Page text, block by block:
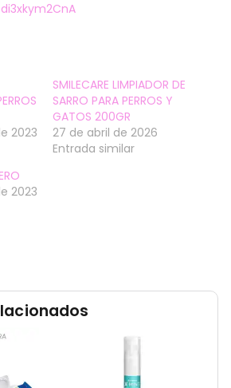
2023
SMILECARE LIMPIADOR DE
SARRO PARA PERROS Y
GATOS 200GR
27 de abril de 2026
Entrada similar
2023